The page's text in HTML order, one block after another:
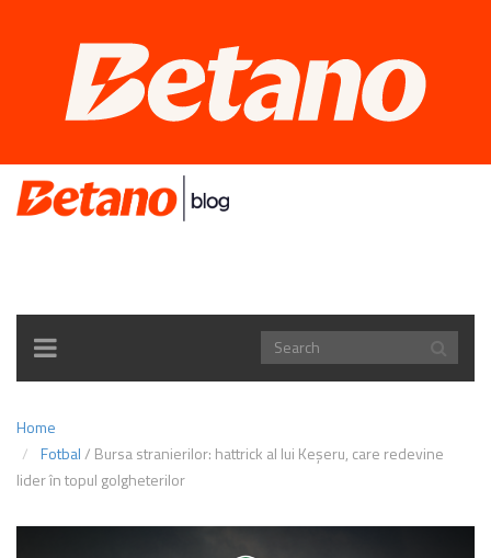
TOGGLE
NAVIGATION
Home
Fotbal/ Bursa stranierilor: hattrick al lui Keșeru, care redevine
lider în topul golgheterilor